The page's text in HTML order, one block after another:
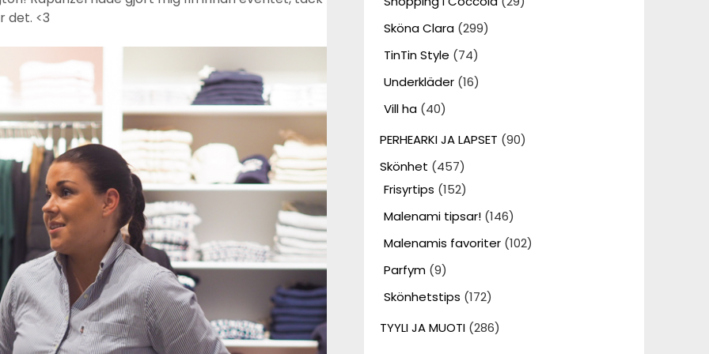
det. <3
Sköna Clara(299)
TinTin Style (74)
Underkläder(16)
Vill ha(40)
PERHEARKI JA LAPSET (90)
Skönhet (457)
Frisyrtips (152)
Malenami tipsar!(146)
Malenamis favoriter(102)
Parfym(9)
Skönhetstips (172)
TYYLI JA MUOTI(286)